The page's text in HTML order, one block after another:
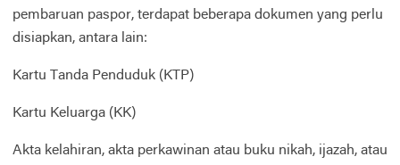
pembaruan paspor, terdapat beberapa dokumen yang perlu
disiapkan, antara lain:
Kartu Tanda Penduduk (KTP)
Kartu Keluarga (KK)
Akta kelahiran, akta perkawinan atau buku nikah, ijazah, atau